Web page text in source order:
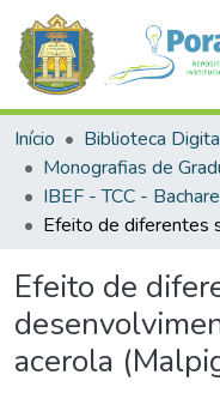
Início
Monografias de
Efeito de
acerola